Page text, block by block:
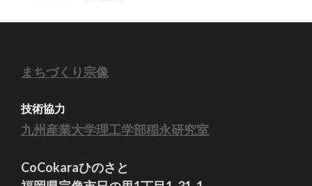
まちづくり宗像
技術協力
九州産業大学理工学部稲永研究室
CoCokaraひのさと